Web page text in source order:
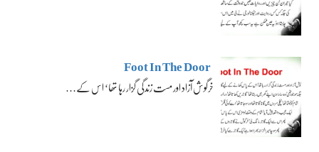
Foot In The Door
خرگوش آزاد اور مست زندگی گزار رہا تھا‘ اس کے…